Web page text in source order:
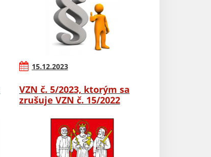
15.12.2023
VZN č. 5/2023, ktorým sa
zrušuje VZN č. 15/2022